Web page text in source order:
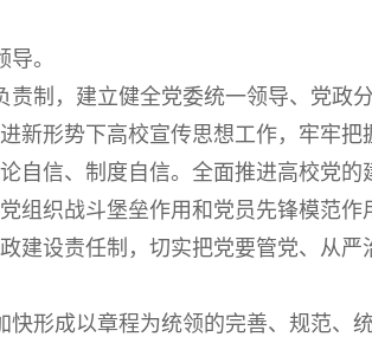
。
，建立健全党委统一领导、党政
新形势下高校宣传思想工作，牢牢
自信、制度自信。全面推进高校党
组织战斗堡垒作用和党员先锋模范
建设责任制，切实把党要管党、从严
形成以章程为统领的完善、规范、